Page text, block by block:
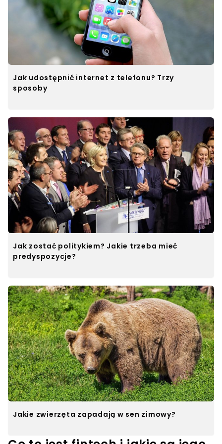
Jak udostępnić internet z telefonu? Trzy
sposoby
Jak zostać politykiem? Jakie trzeba mieć
predyspozycje?
Jakie zwierzęta zapadają w sen zimowy?